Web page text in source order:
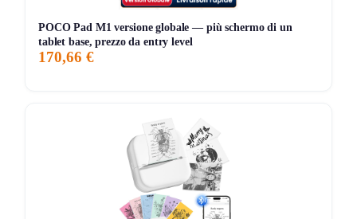
POCO Pad M1 versione globale — più schermo di un
tablet base, prezzo da entry level
170,66 €